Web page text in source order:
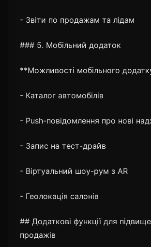
- Звіти по продажам та лідам
### 5. Мобільний додаток
**Можливості мобільного
- Каталог автомобілів
- Push-повідомлення про нові
- Запис на тест-драйв
- Віртуальний шоу-рум з AR
- Геолокація салонів
## Додаткові функції для
продажів